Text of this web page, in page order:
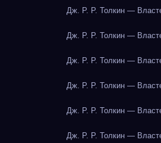
Дж. Р. Р. Толкин —
Дж. Р. Р. Толкин —
Дж. Р. Р. Толкин —
Дж. Р. Р. Толкин —
Дж. Р. Р. Толкин —
Дж. Р. Р. Толкин —